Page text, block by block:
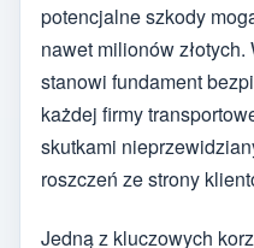
potencjalne szkody
nawet milionów
stanowi fundament
każdej firmy
skutkami
roszczeń ze strony
Jedną z kluczowych